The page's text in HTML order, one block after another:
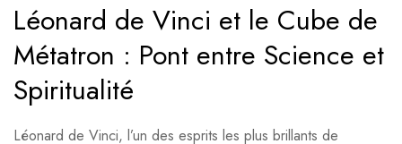
Léonard de Vinci et le Cube de
Métatron : Pont entre Science et
Spiritualité
Léonard de Vinci, l’un des esprits les plus brillants de